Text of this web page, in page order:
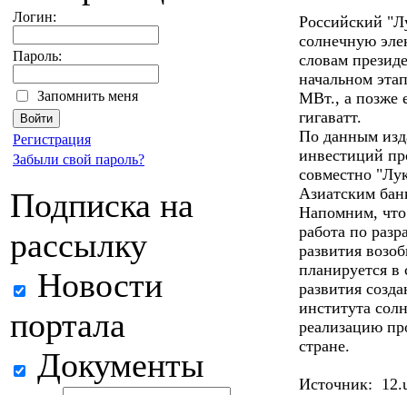
Логин:
Пароль:
Запомнить меня
Регистрация
Забыли свой пароль?
Подписка на
рассылку
Новости
портала
Документы
Российский
солнечную
словам
начальном
МВт., а позже
гигаватт.
По данным
инвестиций
совместно
Азиатским
Напомним, что
работа по
развития
планируется в
развития
института
реализацию
стране.
Источник: